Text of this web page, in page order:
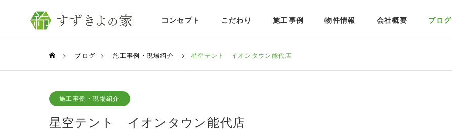
コンセプト こだわり 施工事例 物件情報 会社概要 ブログ
ブログ 施工事例・現場紹介 星空テント イオンタウン能代店
施工事例・現場紹介
星空テント イオンタウン能代店